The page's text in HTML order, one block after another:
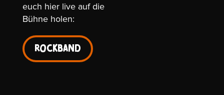
euch hier live auf die
Bühne holen:
Rockband